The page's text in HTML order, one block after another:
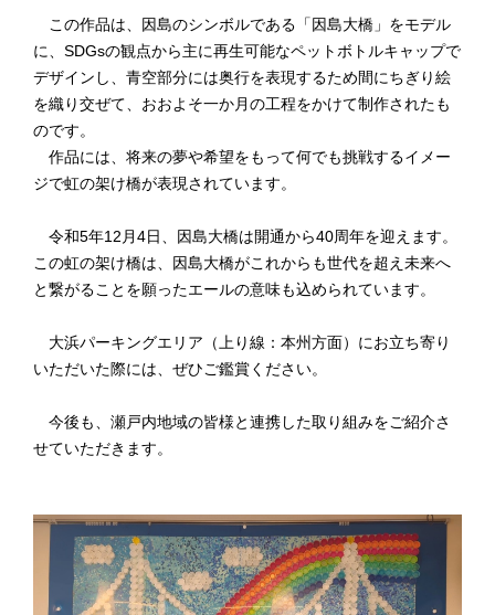
この作品は、因島のシンボルである「因島大橋」をモデル
に、SDGsの観点から主に再生可能なペットボトルキャップで
デザインし、青空部分には奥行を表現するため間にちぎり絵
を織り交ぜて、おおよそ一か月の工程をかけて制作されたも
のです。
作品には、将来の夢や希望をもって何でも挑戦するイメー
ジで虹の架け橋が表現されています。
令和5年12月4日、因島大橋は開通から40周年を迎えます。
この虹の架け橋は、因島大橋がこれからも世代を超え未来へ
と繋がることを願ったエールの意味も込められています。
大浜パーキングエリア（上り線：本州方面）にお立ち寄り
いただいた際には、ぜひご鑑賞ください。
今後も、瀬戸内地域の皆様と連携した取り組みをご紹介さ
せていただきます。